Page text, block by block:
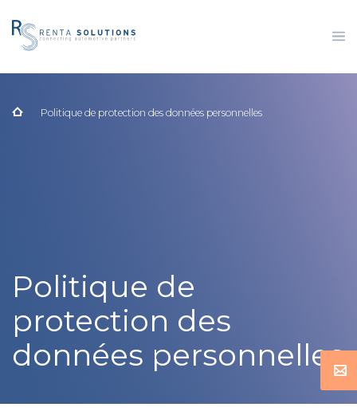
Politique de protection des données personnelles
Politique de
protection des
données personnelles